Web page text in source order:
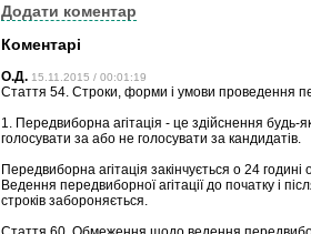
Додати коментар
Коментарі
О.Д. 15.11.2015 / 00:01:19
Стаття 54. Строки, форми і умови проведення
1. Передвиборна агітація - це здійснення будь-
голосувати за або не голосувати за кандидатів.
Передвиборна агітація закінчується о 24
Ведення передвиборної агітації до початку і
строків забороняється.